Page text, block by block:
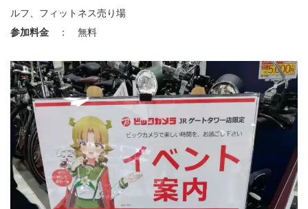
ルフ、フィットネス売り場
参加料金 ： 無料